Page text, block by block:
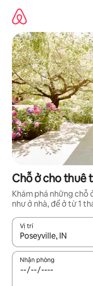
dung
Chỗ ở cho thuê
Khám phá những chỗ
như ở nhà, để ở từ 1
Vị trí
Khi có kết quả, hãy
Nhận phòng